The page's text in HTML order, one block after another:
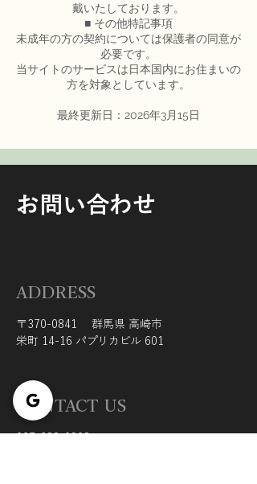
戴いたしております。
■ その他特記事項
未成年の方の契約については保護者の同意が
必要です。
当サイトのサービスは日本国内にお住まいの
方を対象としています。
最終更新日：2026年3月15日
お問い合わせ
ADDRESS
CONTACT US
〒370-0841 群馬県 高崎市
栄町 14-16 パプリカビル 601